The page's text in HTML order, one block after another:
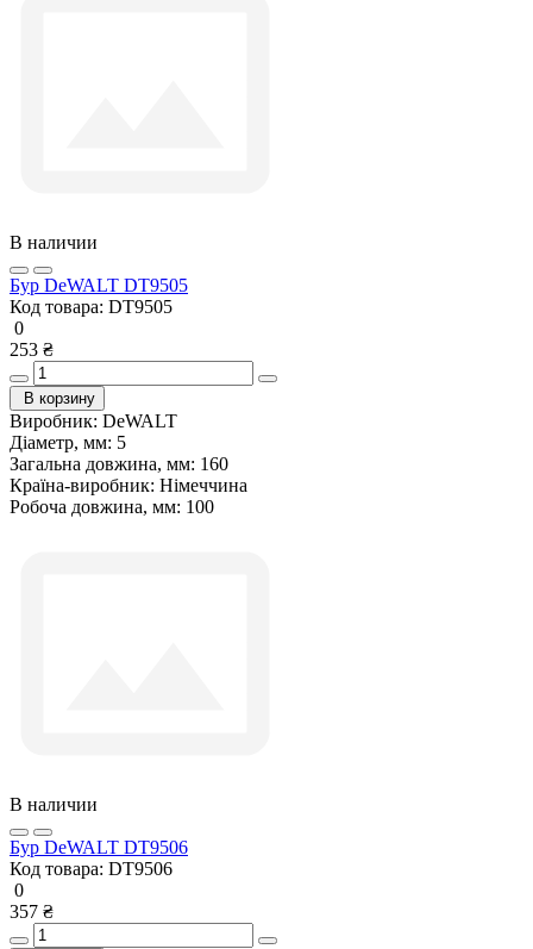
В наличии
Бур DeWALT DT9505
Код товара: DT9505
0
253 ₴
В корзину
Виробник: DeWALT
Діаметр, мм: 5
Загальна довжина, мм: 160
Країна-виробник: Німеччина
Робоча довжина, мм: 100
В наличии
Бур DeWALT DT9506
Код товара: DT9506
0
357 ₴